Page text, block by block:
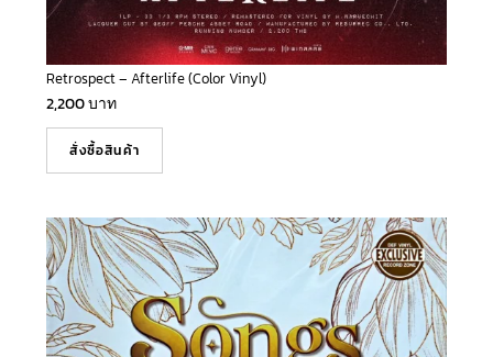
Retrospect – Afterlife (Color Vinyl)
2,200บาท
สั่งซื้อสินค้า